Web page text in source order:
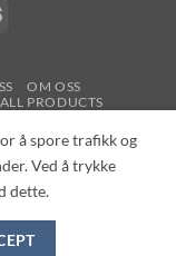
Vipps
OM OSS
ALL PRODUCTS
AS -With Love
å spore trafikk og
Ved å trykke
dette.